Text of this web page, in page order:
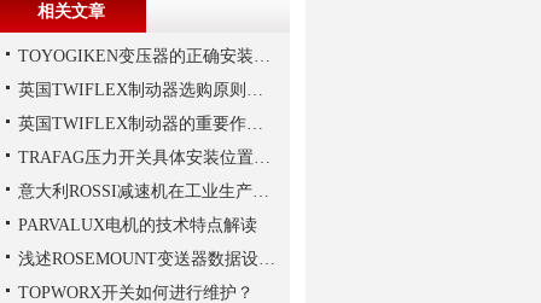
相关文章
TOYOGIKEN变压器的正确安装方式
英国TWIFLEX制动器选购原则详解
英国TWIFLEX制动器的重要作用是什么？
TRAFAG压力开关具体安装位置的选择
意大利ROSSI减速机在工业生产中的主要应用场景与技术优势
PARVALUX电机的技术特点解读
浅述ROSEMOUNT变送器数据设置步骤
TOPWORX开关如何进行维护？